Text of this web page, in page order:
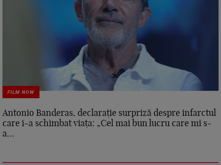
FILM NOW
Antonio Banderas, declarație surpriză despre infarctul
care i-a schimbat viața: „Cel mai bun lucru care mi s-
a...